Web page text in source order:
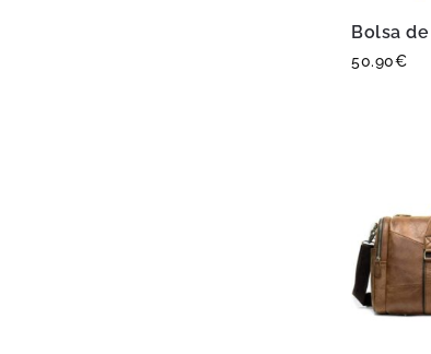
Bolsa
50.90€